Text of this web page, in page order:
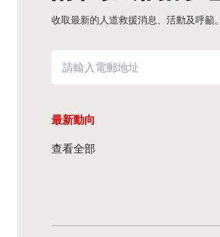
收取最新的人道救援消息、活動及呼籲。
最新動向
查看全部